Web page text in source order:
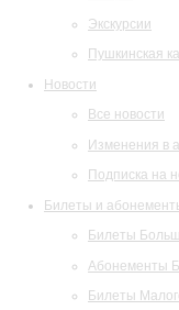
Экскурсии
Пушкинская
Новости
Все новости
Изменения в
Подписка на
Билеты и
Билеты
Абонементы
Билеты